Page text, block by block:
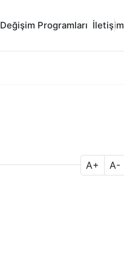
Değişim Programları İletişim
A+ A-